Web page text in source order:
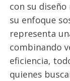
con su
su enfoque
representa
combinando
eficiencia,
quienes